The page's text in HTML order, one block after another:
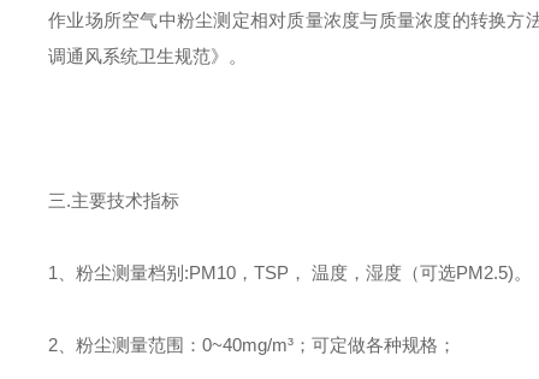
作业场所空气中粉尘测定相对质量浓度与质量浓度的转换方
调通风系统卫生规范》。
三.主要技术指标
1、粉尘测量档别:PM10，TSP， 温度，湿度（可选PM2.5)。
2、粉尘测量范围：0~40mg/m³；可定做各种规格；